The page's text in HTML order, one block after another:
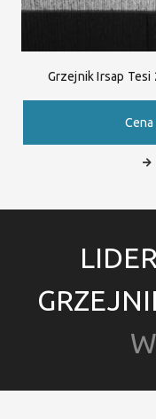
Grzejnik Irsap Tesi
Cena